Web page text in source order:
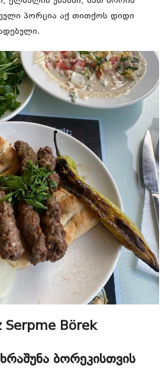
პორცია აქ თითქოს დიდი
Serpme Börek
ბორეკისთვის